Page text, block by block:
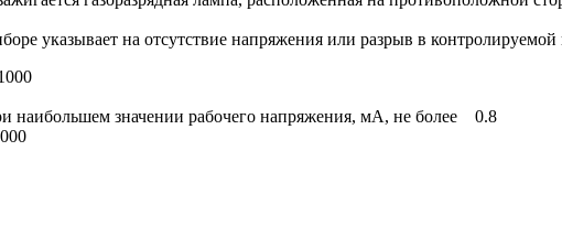
указывает на отсутствие напряжения или разрыв в
наибольшем значении рабочего напряжения, мА, не более 0.8